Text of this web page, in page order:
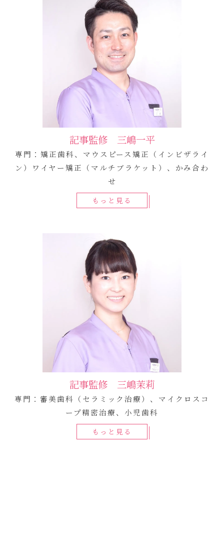
記事監修 三嶋一平
専門：矯正歯科、マウスピース矯正（インビザライ
ン）ワイヤー矯正（マルチブラケット）、かみ合わ
せ
もっと見る
記事監修 三嶋茉莉
専門：審美歯科（セラミック治療）、マイクロスコ
ープ精密治療、小児歯科
もっと見る